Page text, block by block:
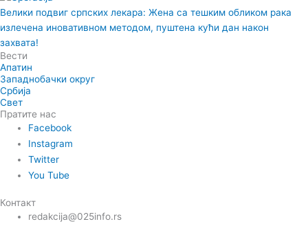
Велики подвиг српских лекара: Жена са тешким обликом рака
излечена иновативном методом, пуштена кући дан након
захвата!
Вести
Апатин
Западнобачки округ
Србија
Свет
Пратите нас
Facebook
Instagram
Twitter
You Tube
Контакт
redakcija@025info.rs